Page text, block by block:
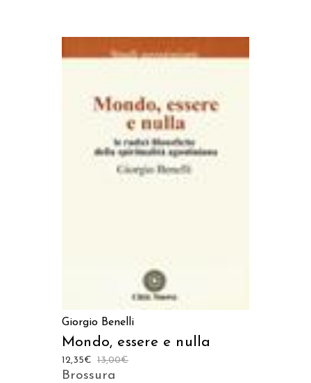
AGGIUNGI AL CARRELLO
Giorgio Benelli
Mondo, essere e nulla
13,00€
12,35€
Brossura